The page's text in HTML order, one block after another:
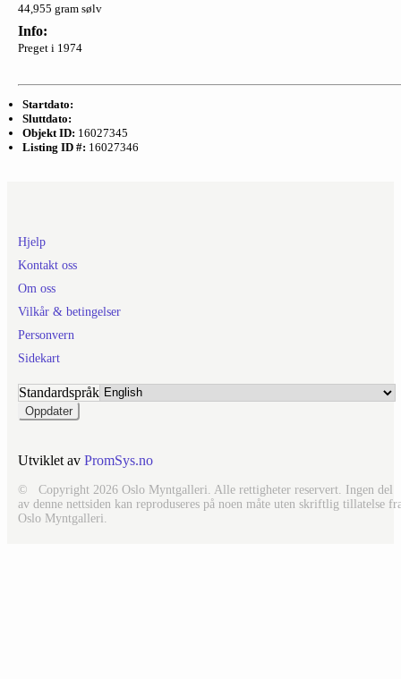
44,955 gram sølv
Info:
Preget i 1974
Startdato:
Sluttdato:
Objekt ID: 16027345
Listing ID #: 16027346
Hjelp
Kontakt oss
Om oss
Vilkår & betingelser
Personvern
Sidekart
Standardspråk
Utviklet av PromSys.no
© Copyright 2026 Oslo Myntgalleri. Alle rettigheter reservert. Ingen del
av denne nettsiden kan reproduseres på noen måte uten skriftlig tillatelse
Oslo Myntgalleri.